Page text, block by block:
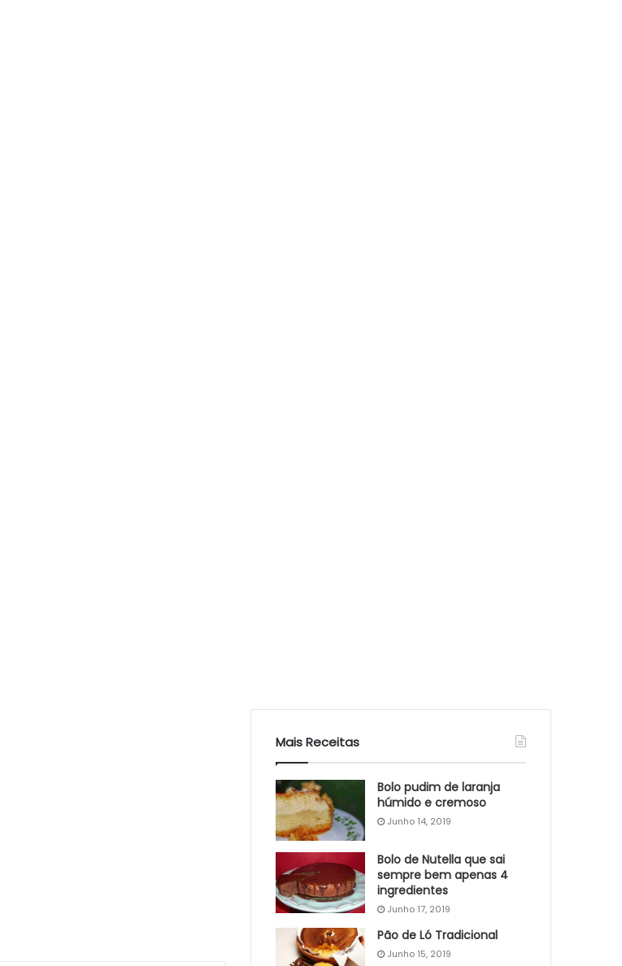
Mais Receitas
Bolo pudim de laranja
húmido e cremoso
Junho 14, 2019
Bolo de Nutella que sai
sempre bem apenas 4
ingredientes
Junho 17, 2019
Pão de Ló Tradicional
Junho 15, 2019